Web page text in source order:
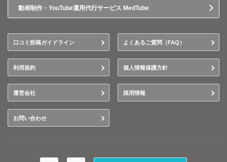
動画制作・YouTube運用代行サービス MedTube
口コミ投稿ガイドライン よくあるご質問（FAQ）
利用規約 個人情報保護方針
運営会社 採用情報
お問い合わせ